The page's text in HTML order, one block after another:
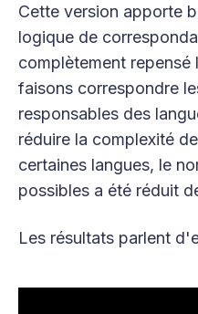
Cette version apporte
logique de
complètement
faisons correspondre
responsables des
réduire la complexité
certaines langues, le
possibles a été réduit
Les résultats parlent